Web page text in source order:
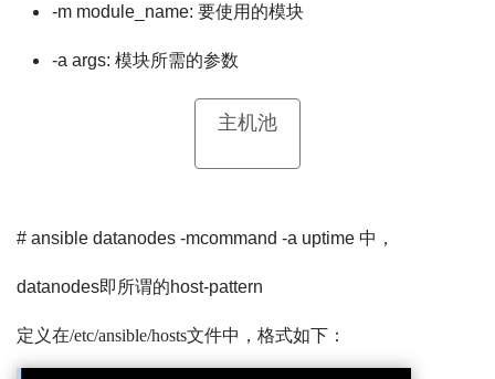
-m module_name: 要使用的模块
-a args: 模块所需的参数
主机池
# ansible datanodes -mcommand -a uptime 中，
datanodes即所谓的host-pattern
定义在/etc/ansible/hosts文件中，格式如下：